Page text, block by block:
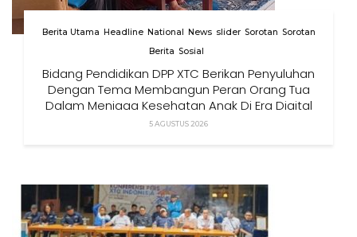
Berita Utama Headline National News slider Sorotan Sorotan
Berita Sosial
Bidang Pendidikan DPP XTC Berikan Penyuluhan
Dengan Tema Membangun Peran Orang Tua
Dalam Menjaga Kesehatan Anak Di Era Digital
5 AGUSTUS 2026